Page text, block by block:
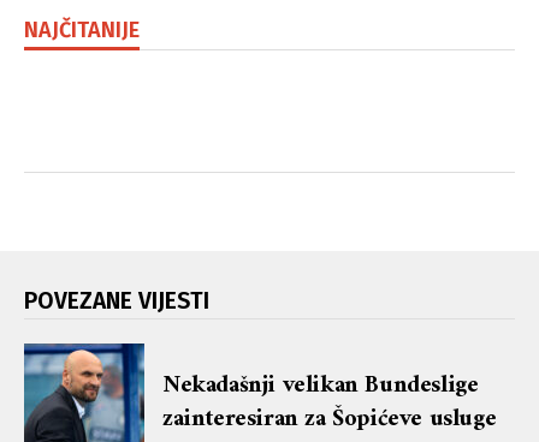
NAJČITANIJE
POVEZANE VIJESTI
Nekadašnji velikan Bundeslige
zainteresiran za Šopićeve usluge